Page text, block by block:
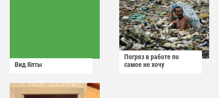
Вид Ялты
Погряз в работе по
самое не хочу